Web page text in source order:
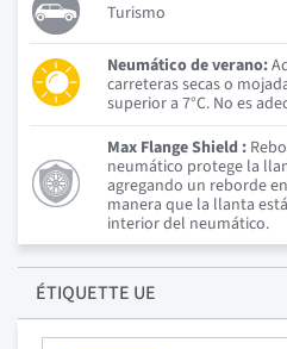
Turismo
Neumático de verano:
carreteras secas o
superior a 7°C. No es
Max Flange Shield :
neumático protege la
agregando un reborde
manera que la llanta
interior del neumático.
ÉTIQUETTE UE